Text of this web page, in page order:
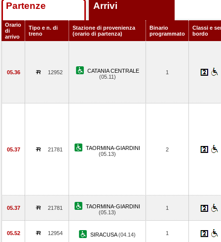
Partenze Arrivi
Orario
di
arrivo
Tipo e n. di
treno
Stazione di provenienza
(orario di partenza)
Binario
programmato
Classi e
bordo
05.36 12952
CATANIA CENTRALE
(05.11)
1
05.37 21781
TAORMINA-GIARDINI
(05.13)
2
05.37 21781
TAORMINA-GIARDINI
(05.13)
1
05.52 12954 SIRACUSA(04.14) 1